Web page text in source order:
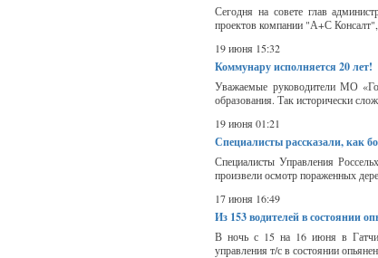
Сегодня на совете глав
проектов компании "А+С Консалт",
19 июня 15:32
Коммунару исполняется 20 лет!
Уважаемые руководители МО
образования. Так исторически
19 июня 01:21
Специалисты рассказали, как
Специалисты Управления
произвели осмотр пораженных
17 июня 16:49
Из 153 водителей в состоянии
В ночь с 15 на 16 июня в
управления т/с в состоянии